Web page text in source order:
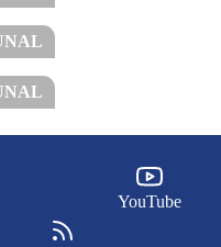
YouTube